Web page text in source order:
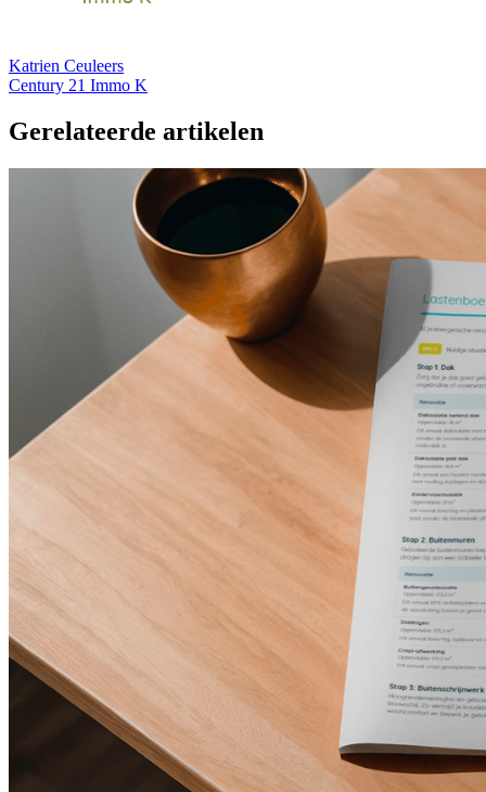
Katrien Ceuleers
Century 21 Immo K
Gerelateerde artikelen